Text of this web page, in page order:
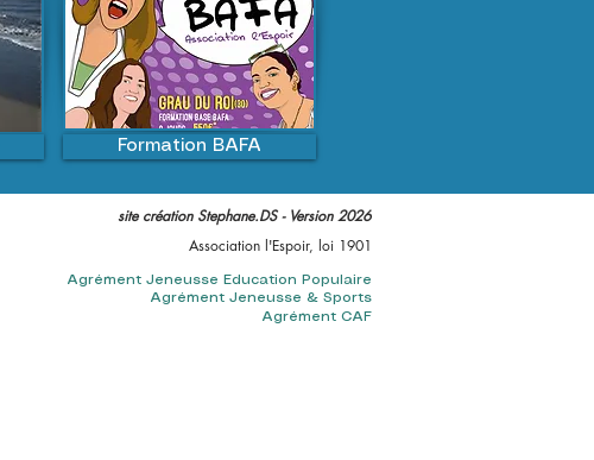
Formation BAFA
site création Stephane.DS ​- Version 2026​
Association l'Espoir, loi 1901
Agrément Jeneusse Education Populaire
Agrément Jeneusse & Sports
Agrément CAF